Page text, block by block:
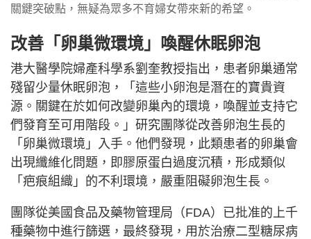
關鍵突破點，無疑為眾多不育婦女帶來新的希望。
改善 「卵巢微環境」喚醒休眠卵泡
港大醫學院婦產科學系劉奎教授指出，患者卵巢通常
殘留少量休眠卵泡，「這些小卵泡是潛在的寶貴資
源。關鍵在於如何改變卵巢內的環境，喚醒並支持它
們發育至可用階段。」研究團隊從改善卵泡生長的
「卵巢微環境」入手。他們發現，此類患者的卵巢會
出現纖維化問題，即膠原蛋白過度沉積，形成類似
「疤痕組織」的不利環境，嚴重阻礙卵泡生長。
團隊從美國食品及藥物管理局（FDA）已批准的上千
種藥物中進行篩選，最終發現，用於治療二型糖尿病